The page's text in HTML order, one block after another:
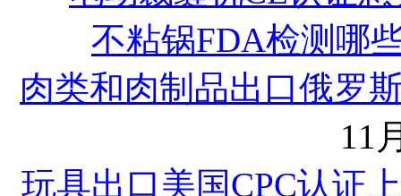
不粘锅FDA检测哪
肉类和肉制品出口俄罗
11
玩具出口美国CPC认证